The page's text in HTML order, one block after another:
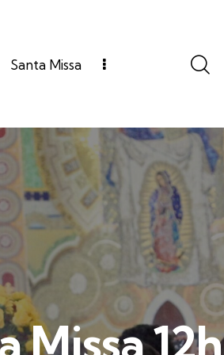
Santa Missa
Missa 12h